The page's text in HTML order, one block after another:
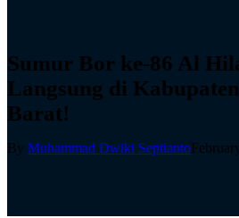
Sumur Bor ke-86 Al
Langsung di
Barat!
By Muhammad Dwiki Septianto